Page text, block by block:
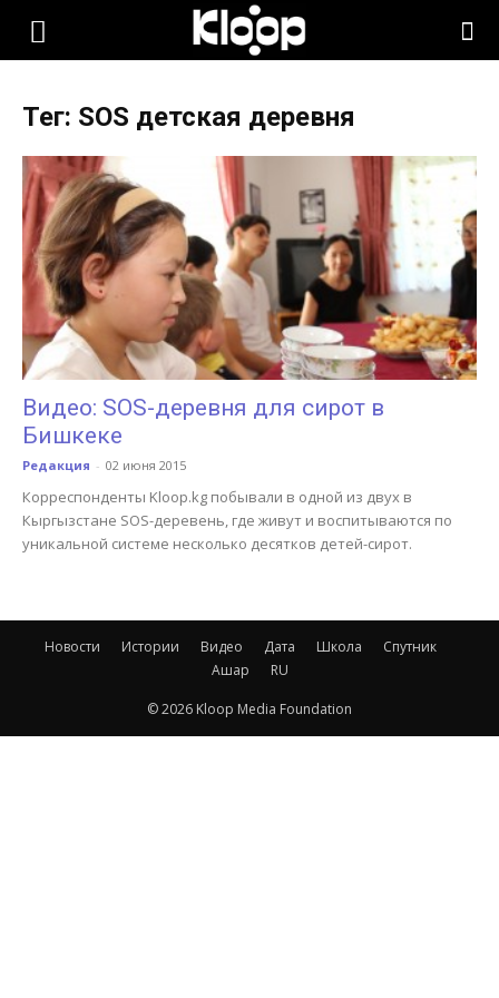
KLOOP.KG
Новости
Кыргызстана
Тег: SOS детская деревня
Видео: SOS-деревня для сирот в
Бишкеке
Редакция - 02 июня 2015
Корреспонденты Kloop.kg побывали в одной из двух в
Кыргызстане SOS-деревень, где живут и воспитываются по
уникальной системе несколько десятков детей-сирот.
Новости Истории Видео Дата Школа
Спутник
Ашар
RU
© 2026 Kloop Media Foundation